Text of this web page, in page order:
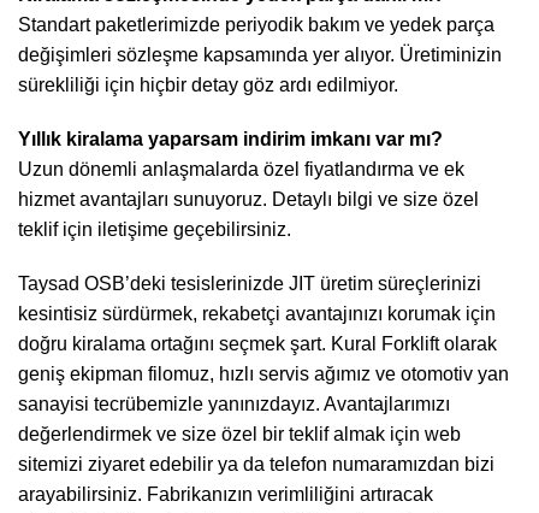
Standart paketlerimizde periyodik bakım ve yedek parça
değişimleri sözleşme kapsamında yer alıyor. Üretiminizin
sürekliliği için hiçbir detay göz ardı edilmiyor.
Yıllık kiralama yaparsam indirim imkanı var mı?
Uzun dönemli anlaşmalarda özel fiyatlandırma ve ek
hizmet avantajları sunuyoruz. Detaylı bilgi ve size özel
teklif için iletişime geçebilirsiniz.
Taysad OSB’deki tesislerinizde JIT üretim süreçlerinizi
kesintisiz sürdürmek, rekabetçi avantajınızı korumak için
doğru kiralama ortağını seçmek şart. Kural Forklift olarak
geniş ekipman filomuz, hızlı servis ağımız ve otomotiv yan
sanayisi tecrübemizle yanınızdayız. Avantajlarımızı
değerlendirmek ve size özel bir teklif almak için web
sitemizi ziyaret edebilir ya da telefon numaramızdan bizi
arayabilirsiniz. Fabrikanızın verimliliğini artıracak